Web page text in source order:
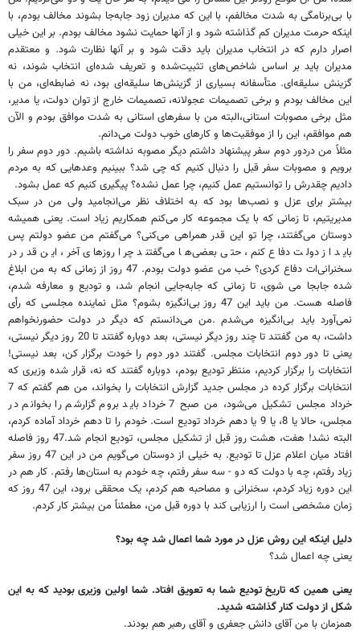
با بی‌برنامگی به شدت مخالفم، با این که مدیران زود جابه‌جا بشوند مخالف بودم، با
اینکه حرمت مدیران کم گذاشته شود و از آنها حمایت نشود مخالف بودم. بر این خیلی
اصرار دارم که در انتخاب مدیران باید دقت شود و بر آنها نظارت شود. و معتقدم
مدیران باید بر اساس شاخص‌های تثبیت‌شده و تعریف شده‌ای انتخاب شوند، نه
گزینش سلیقه‌ای. متأسفانه بسیاری از گزینش‌ها سلیقه‌ای بود، نه ضابطه‌ای، من با
این مخالف بودم و برخی تصمیمات عجولانه، تصمیمات خارج از توان دولت، یا مدیر،
مثل برخی مصوبات استانی،البته من با سفرهای استانی به شدت موافق بودم و الآن
هم موافقم، این را از موفقیت‌ها و کارهای خوب دولت می‌دانم.
مثلاً من دردور دوم سفر پیشنهاد داشتم دیگر مصوبه نداشته باشیم. دور دوم سفر را
برویم و مصوبات سفر قبل را دنبال کنیم که چی شد؟ ببینیم وعد‌هایی که به مردم
دادیم چقدرش را توانستیم عمل کنیم، چرا عمل نشده؟ پیگیری کنیم که عمل بشود.
بیشتر برای عزل و نصب‌ها بود که به اختلاف نظر می‌انجامید ولی من در سبک
مدیریتیم، تا زمانی که با یک مجموعه کار می‌کنم همکاریم زیاد است. یعنی همیشه
دوستان می‌گفتند، چرا تو این قدر همراهی می‌کنی؟ می‌گفتم من عضو دولتم پس
باید از دولت دفاع کنم، حتی بعضی‌ها می‌گفتند چرا روزهای آخر، این قدر در
سخنرانی‌ات دفاع کردی؟ خب من عضو دولت بودم. 47 روز از زمانی که به من ابلاغ
شده جابجا می شوی، تا زمانی که جابه‌جایی انجام شد، و تودیع و معارفه شدم،
فاصله هست. من باید این 47 روز بی‌انگیزه بشوم؟ مثل نماینده مجلسی که رأی
نمی‌آورد باید بی‌انگیزه می‌شدم .من می‌دانستم که دیگر در دولت حضورنخواهم
داشت، به من گفتند تا چند روز دیگر نیستی، بعد دوباره گفتند تا 20 روز دیگر نیستی،
یعنی تا دور دوم انتخابات مجلس. گفتند دور دوم را خودت برگزار کن، بعد نیستی!
انتخابات را برگزار کردیم، منتظر تودیع بودم، دوباره گفتند که نه، قرار شده وزیری که
انتخابات برگزار کرده در مجلس جدید گزارش انتخابات را بخواند، من هم گفتم که 7
خرداد مجلس تشکیل می‌شود، من صبح 7 خرداد باید بروم گزارشم را بخوانم در
مجلس، حالا یا 8، یا 9 یا دهم خرداد تودیع است. خودم را تا دهم خرداد آماده کردم،
البته نشد! هفت، هشت روز قبل از تشکیل مجلس، تودیع انجام شد.47 روز فاصله
افتاد میان اعلام عزل تا تودیع. به خیلی از دوستان می‌گویم من در این 47 روز سفر
زیاد رفتم، چه با دولت که دو - سه سفر رفتم، چه خودم به استان‌ها رفتم. کار هم در
این دوره زیاد کردم، سخنرانی و مصاحبه هم کردم، یک محققی برود، این 47 روز که
زمان مشخصی است را ارزیابی کند با دوره قبل من، مطمئناً من بیشتر کار کردم.
دلیل اینکه این روش عزل در مورد شما اعمال شد چه بود؟
یعنی چه اعمال شد؟
یعنی همین که تاریخ تودیع شما به تعویق افتاد. شما اولین وزیری بودید که به این
شکل از دولت کنار گذاشته شدید.
همزمان با من آقای دانش جعفری و آقای رهبر هم بودند.